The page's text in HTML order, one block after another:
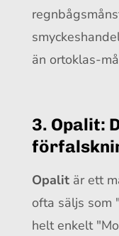
än ortoklas-
3. Opalit:
Opalitär ett
ofta säljs som
helt enkelt